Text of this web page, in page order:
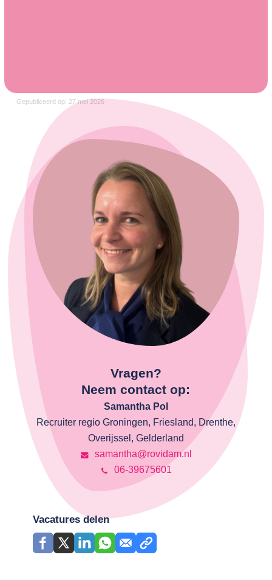
Gepubliceerd op: 27 mei 2026
Vragen?
Neem contact op:
Samantha Pol
Recruiter regio Groningen, Friesland, Drenthe,
Overijssel, Gelderland
samantha@rovidam.nl
06-39675601
Vacatures delen